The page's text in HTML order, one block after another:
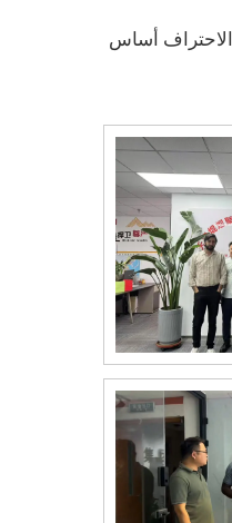
الاحتراف أساس